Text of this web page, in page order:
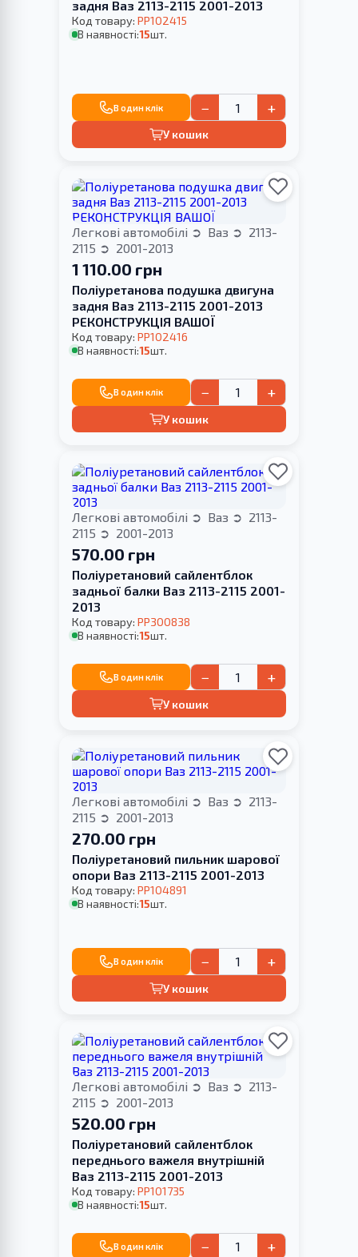
задня Ваз 2113-2115 2001-2013
Код товару: PP102415
В наявності:15шт.
В один клік − +
У кошик
Легкові автомобілі Ваз
2113-
2115
2001-2013
1 110.00 грн
Поліуретанова подушка двигуна
задня Ваз 2113-2115 2001-2013
РЕКОНСТРУКЦІЯ ВАШОЇ
Код товару: PP102416
В наявності:15шт.
В один клік − +
У кошик
Легкові автомобілі Ваз
2113-
2115
2001-2013
570.00 грн
Поліуретановий сайлентблок
задньої балки Ваз 2113-2115 2001-
2013
Код товару: PP300838
В наявності:15шт.
В один клік − +
У кошик
Легкові автомобілі Ваз
2113-
2115
2001-2013
270.00 грн
Поліуретановий пильник шарової
опори Ваз 2113-2115 2001-2013
Код товару: PP104891
В наявності:15шт.
В один клік − +
У кошик
Легкові автомобілі Ваз
2113-
2115
2001-2013
520.00 грн
Поліуретановий сайлентблок
переднього важеля внутрішній
Ваз 2113-2115 2001-2013
Код товару: PP101735
В наявності:15шт.
В один клік − +